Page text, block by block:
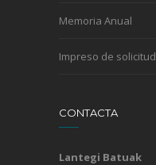
Memoria Anual
Impreso de solicitud
CONTACTA
Lantegi Batuak